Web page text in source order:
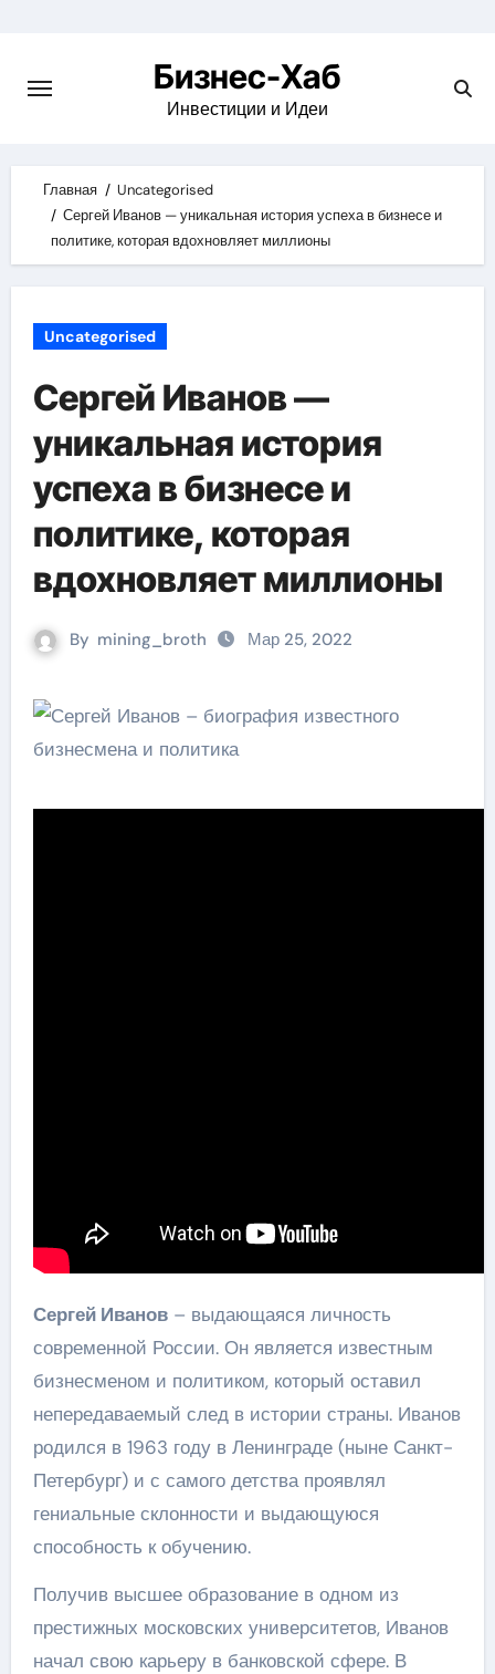
content
Бизнес-Хаб
Инвестиции и Идеи
Главная
Uncategorised
Сергей Иванов — уникальная история успеха в бизнесе и
политике, которая вдохновляет миллионы
Uncategorised
Сергей Иванов —
уникальная история
успеха в бизнесе и
политике, которая
вдохновляет миллионы
By mining_broth Мар 25, 2022
Сергей Иванов– выдающаяся личность
современной России. Он является известным
бизнесменом и политиком, который оставил
непередаваемый след в истории страны. Иванов
родился в 1963 году в Ленинграде (ныне Санкт-
Петербург) и с самого детства проявлял
гениальные склонности и выдающуюся
способность к обучению.
Получив высшее образование в одном из
престижных московских университетов, Иванов
начал свою карьеру в банковской сфере. В